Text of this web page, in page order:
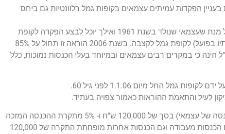
הפקדות עמיתים עצמאים בקופות גמל רלוונטיות גם ביחס
במסגרת תיקון מס\' 3 לתקנות שעבר ממש לאחרונה, נקבע כי החל מיום 1.1.06 על מנת שעצמאי שנולד בשנת 1961 ואילך יוכל לבצע הפקדה לקופת
גמל לתגמולים עליו להפקיד קודם 16% מהשכר הממוצע במשק (ללא קשר להכנסותיו בפועל) לקופת גמל לקצבה. בשנת 2006 הוראה זו תחול על 85%
שנה עד לשנת 2009. משמעות ההוראה הנ"ל הינה כי במקרים רבים עצמאים ובמיוחד בעלי הכנסות נמוכות, כלל
החל מיום 1.1.06 לפני גיל 60.
לעיל והתאמת ההוראות כאמור צפויה בעתיד.
תקרת הניכוי כיום הינה 7% מתקרת הכנסה מזכה שאינה הכנסת עבודה (לרבות הכנסה של עצמאי) בסך של 120,000 ש"ח ו- 5% מתקרת ההכנסה המזכה
שהינה הכנסת עבודה ללא זכויות בסך של 85,200 ש"ח. במקרה של יחיד שיש לו גם הכנסות מעבודה וגם הכנסות אחרות מופחתת התקרה של 120,000